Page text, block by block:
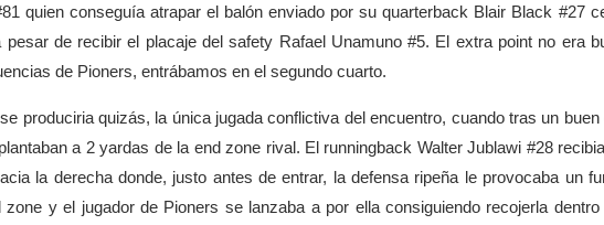
quien conseguía atrapar el balón enviado por su quarterback Blair Black #27
pesar de recibir el placaje del safety Rafael Unamuno #5. El extra point no era
de Pioners, entrábamos en el segundo cuarto.
produciria quizás, la única jugada conflictiva del encuentro, cuando tras un
a 2 yardas de la end zone rival. El runningback Walter Jublawi #28
la derecha donde, justo antes de entrar, la defensa ripeña le provocaba un
zone y el jugador de Pioners se lanzaba a por ella consiguiendo recojerla